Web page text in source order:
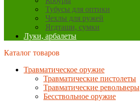
Тубусы для оптики
Чехлы для ружей
Ягдташи, сумки
Луки, арбалеты
Каталог товаров
Травматическое оружие
Травматические пистолеты
Травматические револьверы
Бесствольное оружие